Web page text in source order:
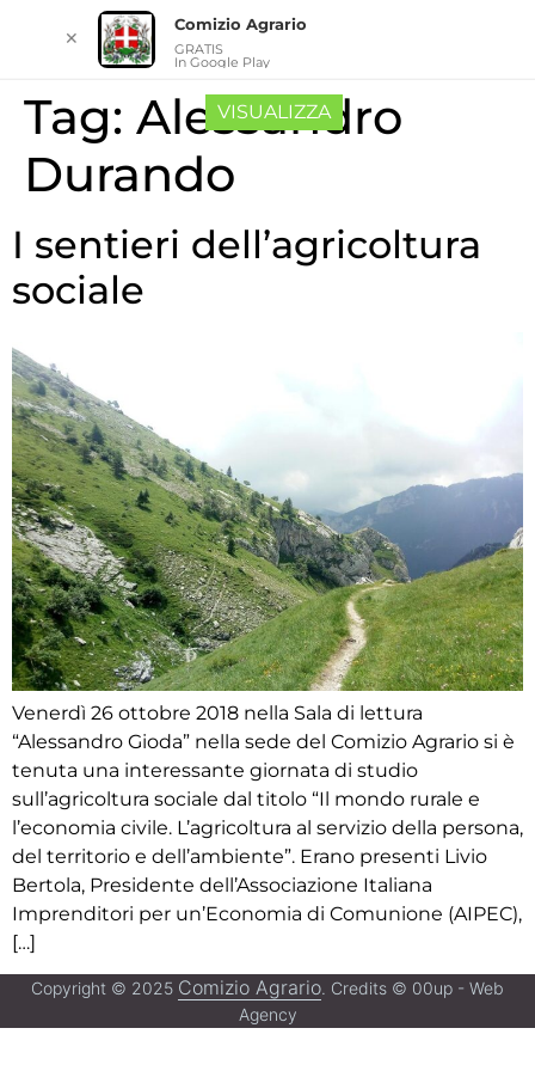
Tag: Alessandro
Durando
I sentieri dell’agricoltura
sociale
Venerdì 26 ottobre 2018 nella Sala di lettura
“Alessandro Gioda” nella sede del Comizio Agrario si è
tenuta una interessante giornata di studio
sull’agricoltura sociale dal titolo “Il mondo rurale e
l’economia civile. L’agricoltura al servizio della persona,
del territorio e dell’ambiente”. Erano presenti Livio
Bertola, Presidente dell’Associazione Italiana
Imprenditori per un’Economia di Comunione (AIPEC),
[…]
Copyright © 2025 Comizio Agrario. Credits © 00up - Web
Agency
✕
Comizio Agrario
GRATIS
In Google Play
VISUALIZZA